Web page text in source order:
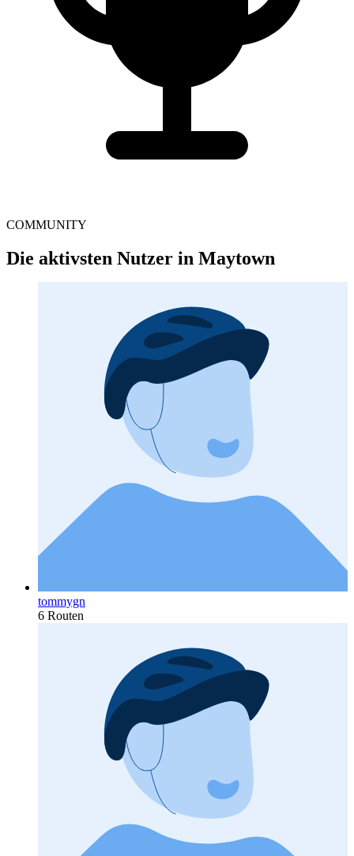
COMMUNITY
Die aktivsten Nutzer in Maytown
tommygn
6 Routen